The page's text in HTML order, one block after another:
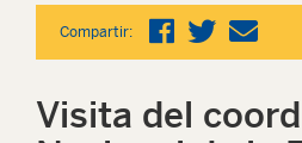
Compartir:
Visita del